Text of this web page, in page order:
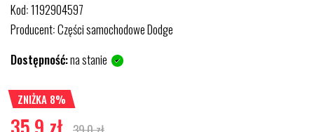
Kod:1192904597
Producent:Części samochodowe Dodge
Dostępność:na stanie
ZNIŻKA 8%